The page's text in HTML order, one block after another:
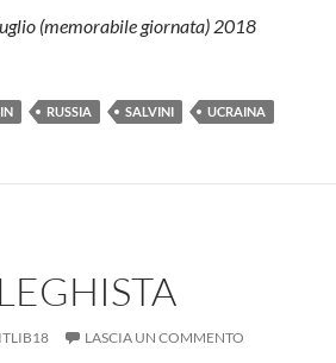
(memorabile giornata) 2018
RUSSIA SALVINI UCRAINA
LASCIA UN COMMENTO